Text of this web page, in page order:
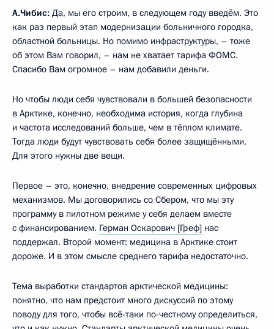
А.Чибис: Да, мы его строим, в следующем году введём. Это
как раз первый этап модернизации больничного городка,
областной больницы. Но помимо инфраструктуры, – тоже
об этом Вам говорил, – нам не хватает тарифа ФОМС.
Спасибо Вам огромное – нам добавили деньги.
Но чтобы люди себя чувствовали в большей безопасности
в Арктике, конечно, необходима история, когда глубина
и частота исследований больше, чем в тёплом климате.
Тогда люди будут чувствовать себя более защищёнными.
Для этого нужны две вещи.
Первое – это, конечно, внедрение современных цифровых
механизмов. Мы договорились со Сбером, что мы эту
программу в пилотном режиме у себя делаем вместе
с финансированием. Герман Оскарович [Греф] нас
поддержал. Второй момент: медицина в Арктике стоит
дороже. И в этом смысле среднего тарифа недостаточно.
Тема выработки стандартов арктической медицины:
понятно, что нам предстоит много дискуссий по этому
поводу для того, чтобы всё-таки по-честному определиться,